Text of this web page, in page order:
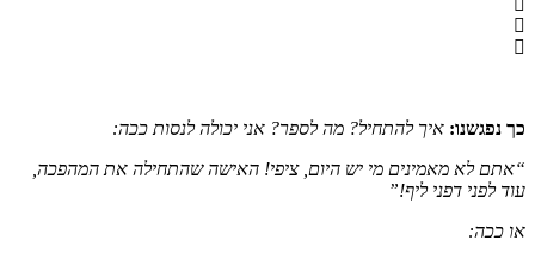
כך נפגשנו: איך להתחיל? מה לספר? אני יכולה לנסות ככה:
“אתם לא מאמינים מי יש היום, ציפי! האישה שהתחילה את המהפכה,
עוד לפני דפני ליף!”
או ככה: